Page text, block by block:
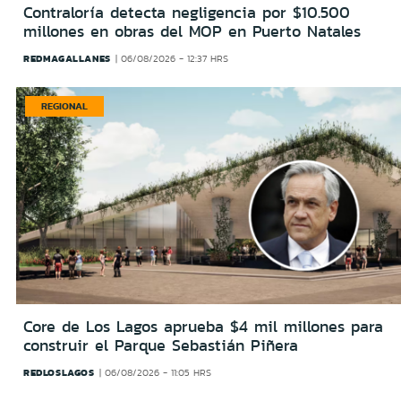
Contraloría detecta negligencia por $10.500
millones en obras del MOP en Puerto Natales
REDMAGALLANES 06/08/2026 - 12:37 HRS
REGIONAL
Core de Los Lagos aprueba $4 mil millones para
construir el Parque Sebastián Piñera
REDLOSLAGOS 06/08/2026 - 11:05 HRS